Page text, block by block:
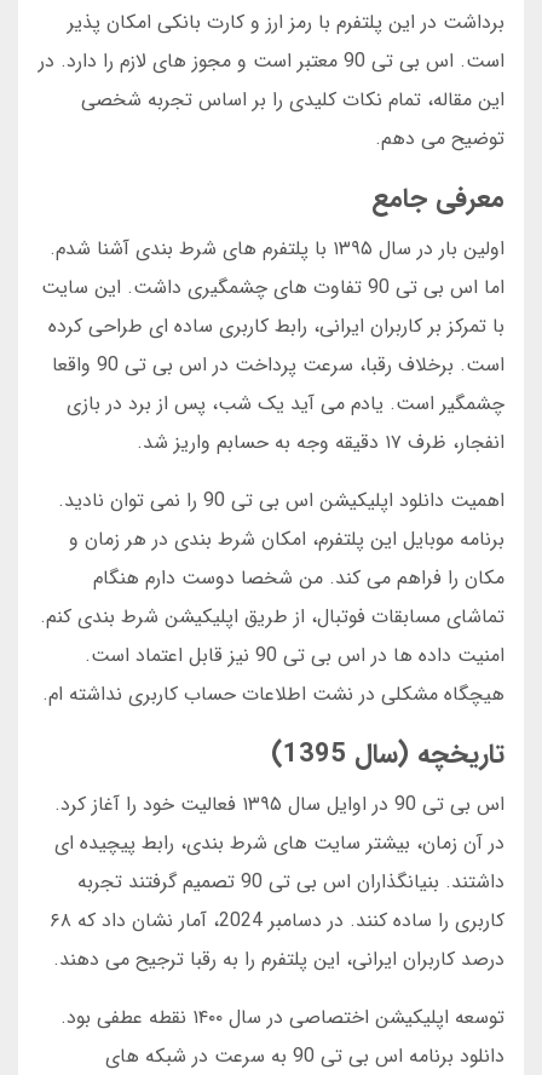
برداشت در این پلتفرم با رمز ارز و کارت بانکی امکان پذیر
است. اس بی تی 90 معتبر است و مجوز های لازم را دارد. در
این مقاله، تمام نکات کلیدی را بر اساس تجربه شخصی
توضیح می دهم.
معرفی جامع
اولین بار در سال ۱۳۹۵ با پلتفرم های شرط بندی آشنا شدم.
اما اس بی تی 90 تفاوت های چشمگیری داشت. این سایت
با تمرکز بر کاربران ایرانی، رابط کاربری ساده ای طراحی کرده
است. برخلاف رقبا، سرعت پرداخت در اس بی تی 90 واقعا
چشمگیر است. یادم می آید یک شب، پس از برد در بازی
انفجار، ظرف ۱۷ دقیقه وجه به حسابم واریز شد.
اهمیت دانلود اپلیکیشن اس بی تی 90 را نمی توان نادید.
برنامه موبایل این پلتفرم، امکان شرط بندی در هر زمان و
مکان را فراهم می کند. من شخصا دوست دارم هنگام
تماشای مسابقات فوتبال، از طریق اپلیکیشن شرط بندی کنم.
امنیت داده ها در اس بی تی 90 نیز قابل اعتماد است.
هیچگاه مشکلی در نشت اطلاعات حساب کاربری نداشته ام.
تاریخچه (سال 1395)
اس بی تی 90 در اوایل سال ۱۳۹۵ فعالیت خود را آغاز کرد.
در آن زمان، بیشتر سایت های شرط بندی، رابط پیچیده ای
داشتند. بنیانگذاران اس بی تی 90 تصمیم گرفتند تجربه
کاربری را ساده کنند. در دسامبر 2024، آمار نشان داد که ۶۸
درصد کاربران ایرانی، این پلتفرم را به رقبا ترجیح می دهند.
توسعه اپلیکیشن اختصاصی در سال ۱۴۰۰ نقطه عطفی بود.
دانلود برنامه اس بی تی 90 به سرعت در شبکه های